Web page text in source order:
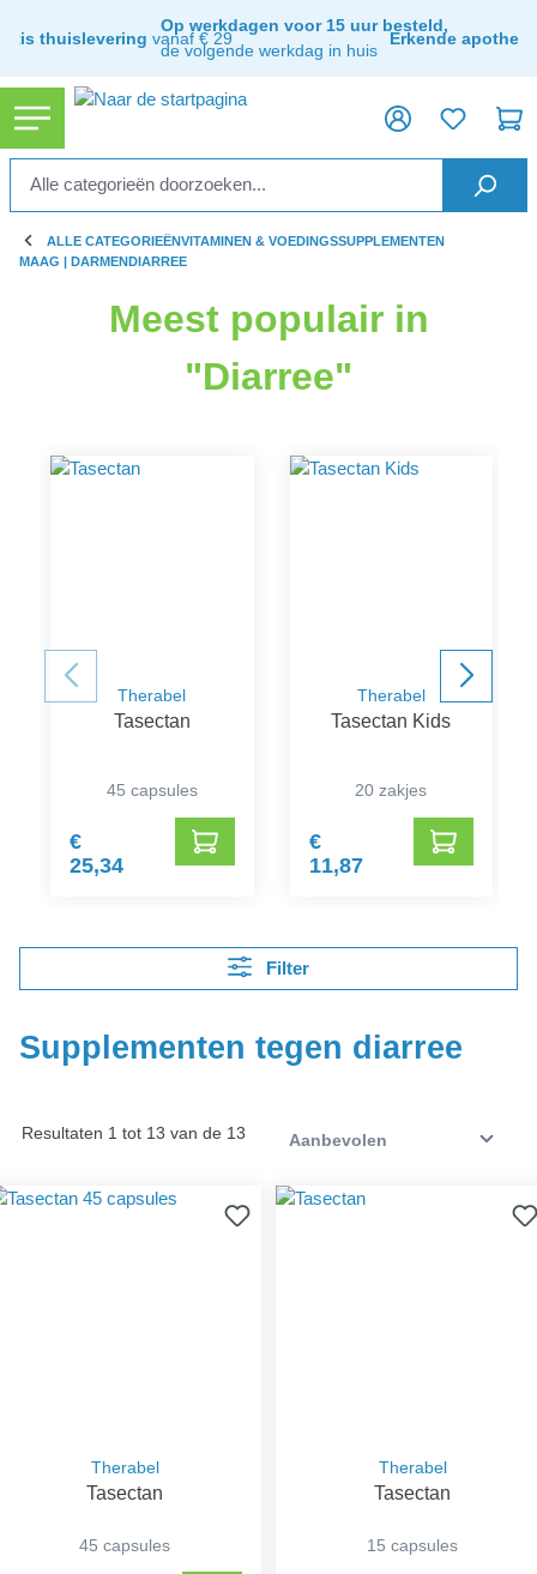
thuislevering vanaf € 29
Op werkdagen voor 15 uur besteld,
de volgende werkdag in huis
Erkende apotheek
ALLE CATEGORIEËNVITAMINEN & VOEDINGSSUPPLEMENTEN
MAAG | DARMENDIARREE
Meest populair in
"Diarree"
Therabel
Tasectan
45 capsules
€
25,34
Therabel
Tasectan Kids
20 zakjes
€
11,87
Filter
Supplementen tegen diarree
Resultaten 1 tot 13 van de 13
Therabel
Tasectan
45 capsules
Therabel
Tasectan
15 capsules